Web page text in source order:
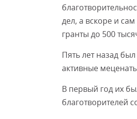
дел, а вскоре и
гранты до 500
Пять лет назад
активные
В первый год их
благотворителей